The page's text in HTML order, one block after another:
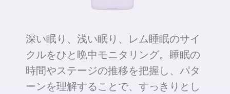
深い眠り、浅い眠り、レム睡眠のサイ
クルをひと晩中モニタリング。睡眠の
時間やステージの推移を把握し、パタ
ーンを理解することで、すっきりとし